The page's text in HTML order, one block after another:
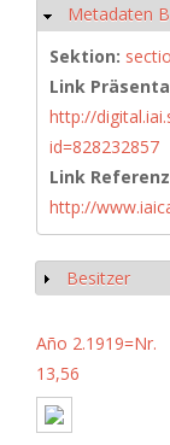
Hide
Metadaten
Sektion:
Link
http://
id=828232857
Link
http://
Show
Besitzer
Año 2.1919=Nr.
13,56